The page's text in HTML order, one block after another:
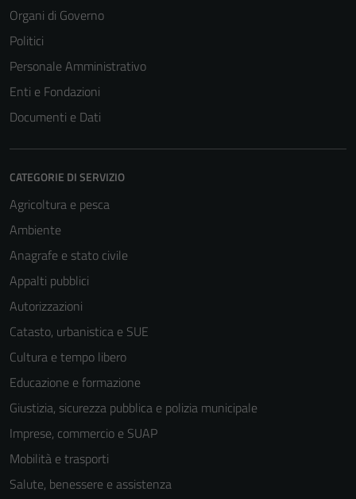
Organi di Governo
Politici
Personale Amministrativo
Enti e Fondazioni
Documenti e Dati
CATEGORIE DI SERVIZIO
Agricoltura e pesca
Ambiente
Anagrafe e stato civile
Appalti pubblici
Autorizzazioni
Catasto, urbanistica e SUE
Cultura e tempo libero
Educazione e formazione
Giustizia, sicurezza pubblica e polizia municipale
Imprese, commercio e SUAP
Mobilità e trasporti
Salute, benessere e assistenza